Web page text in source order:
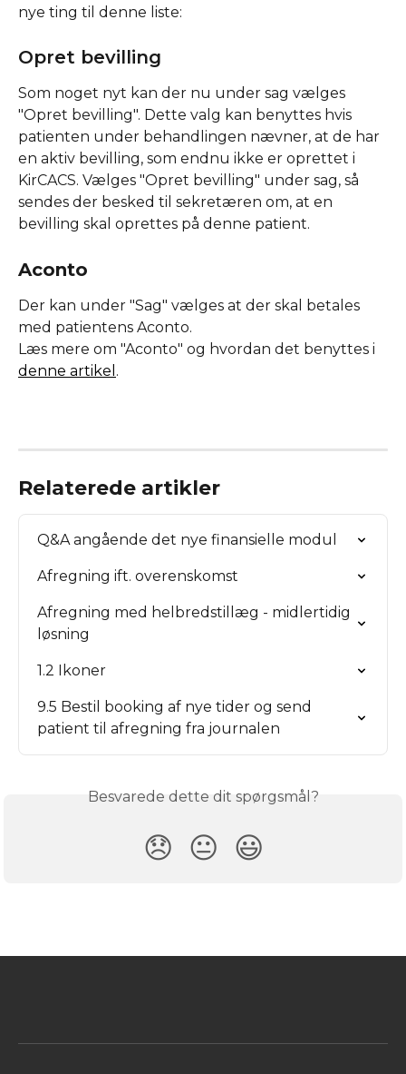
nye ting til denne liste:
Opret bevilling
Som noget nyt kan der nu under sag vælges
"Opret bevilling". Dette valg kan benyttes hvis
patienten under behandlingen nævner, at de har
en aktiv bevilling, som endnu ikke er oprettet i
KirCACS. Vælges "Opret bevilling" under sag, så
sendes der besked til sekretæren om, at en
bevilling skal oprettes på denne patient.
Aconto
Der kan under "Sag" vælges at der skal betales
med patientens Aconto.
Læs mere om "Aconto" og hvordan det benyttes i
denne artikel .
Relaterede artikler
Q&A angående det nye finansielle modul
Afregning ift. overenskomst
Afregning med helbredstillæg - midlertidig
løsning
1.2 Ikoner
9.5 Bestil booking af nye tider og send
patient til afregning fra journalen
Besvarede dette dit spørgsmål?
😞 😐 😃